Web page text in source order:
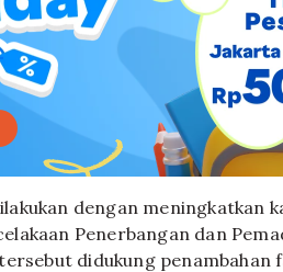
dengan meningkatkan
Penerbangan dan
didukung penambahan